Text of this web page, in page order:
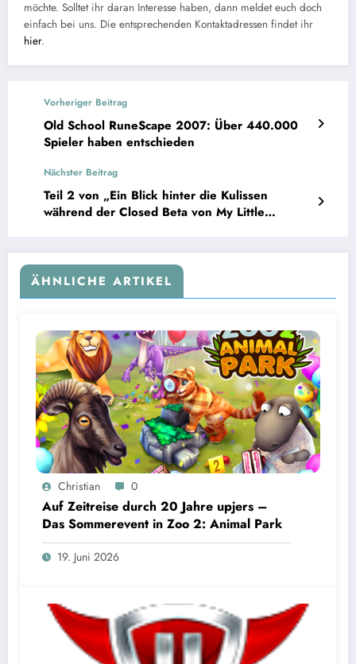
möchte. Solltet ihr daran Interesse haben, dann meldet euch doch
einfach bei uns. Die entsprechenden Kontaktadressen findet ihr
hier.
Vorheriger Beitrag
Old School RuneScape 2007: Über 440.000
Spieler haben entschieden
Nächster Beitrag
Teil 2 von „Ein Blick hinter die Kulissen
während der Closed Beta von My Little
ÄHNLICHE ARTIKEL
Christian 0
Auf Zeitreise durch 20 Jahre upjers –
Das Sommerevent in Zoo 2: Animal Park
19. Juni 2026